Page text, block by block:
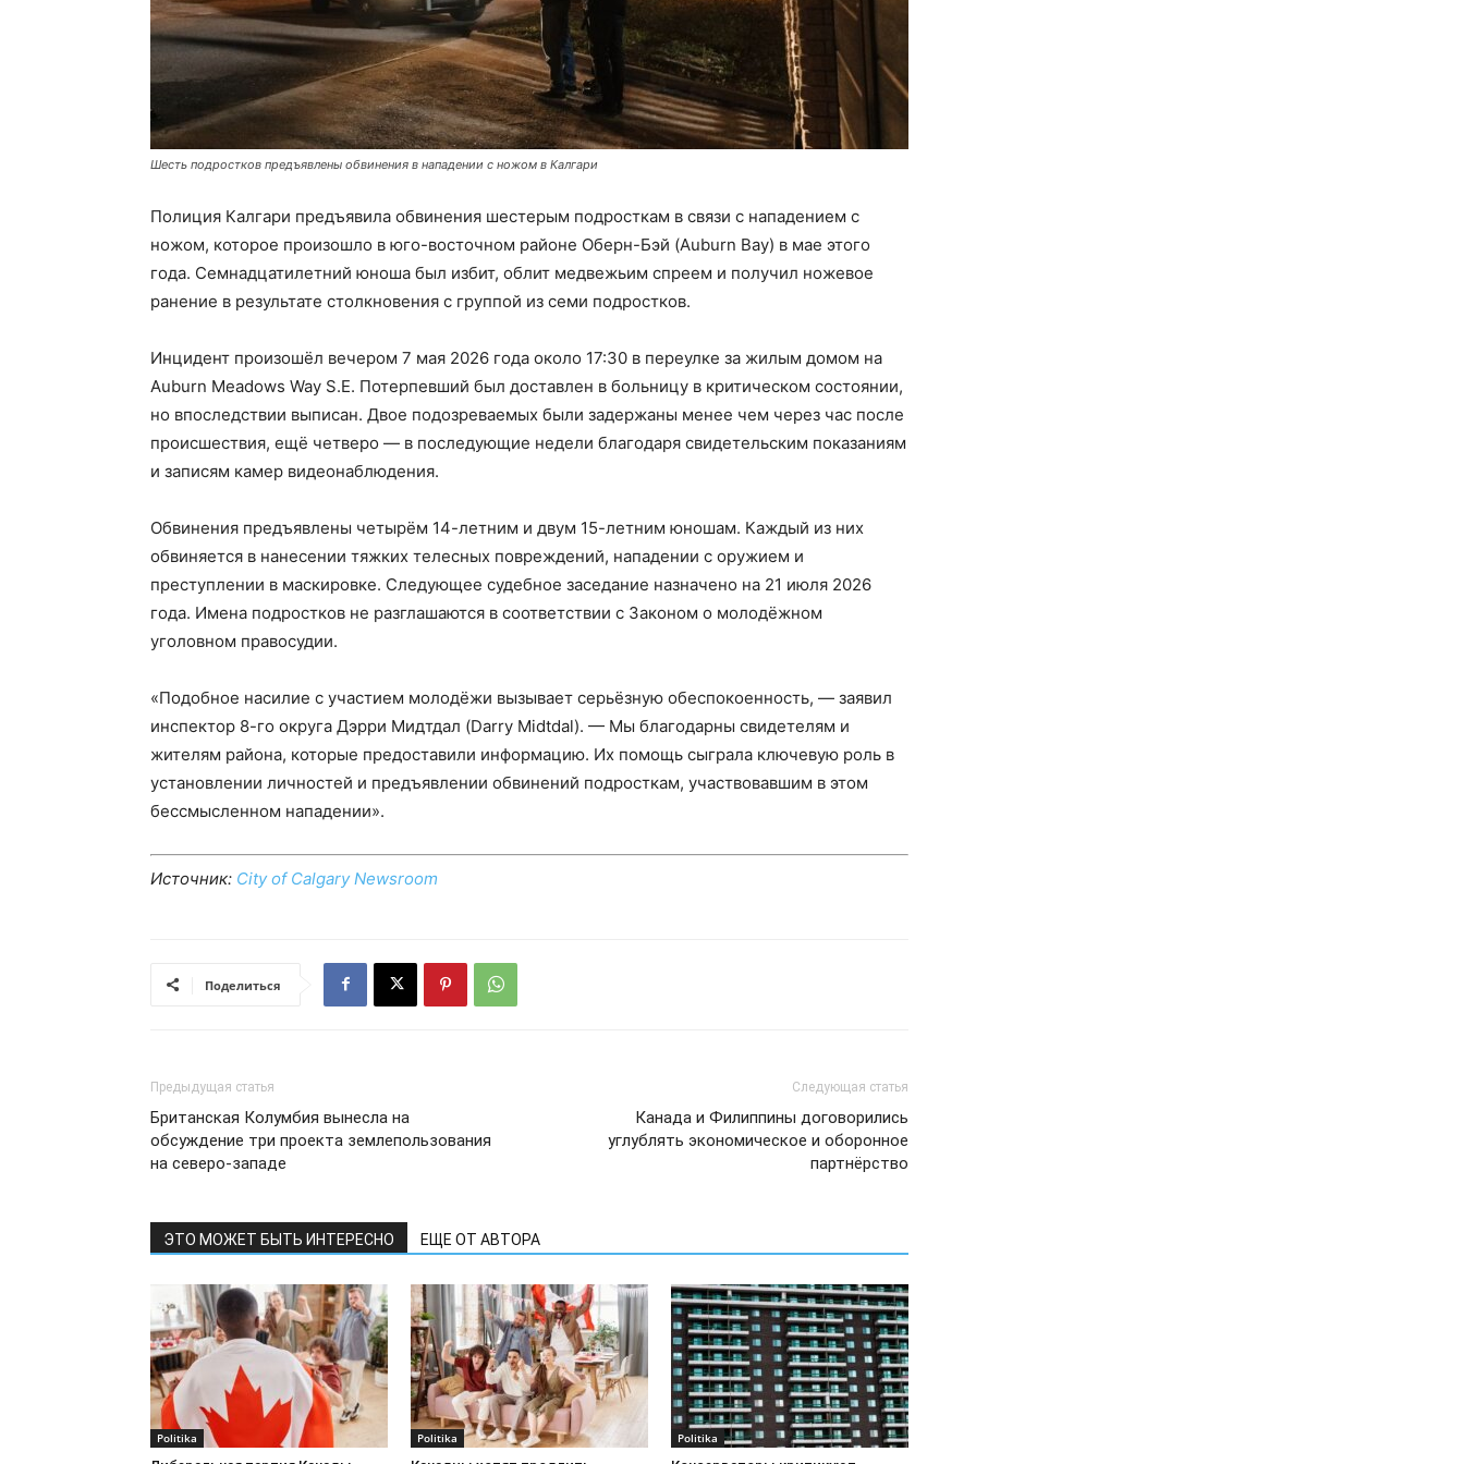
Шесть подростков предъявлены обвинения в нападении с ножом в Калгари
Полиция Калгари предъявила обвинения шестерым подросткам в связи с нападением с
ножом, которое произошло в юго-восточном районе Оберн-Бэй (Auburn Bay) в мае этого
года. Семнадцатилетний юноша был избит, облит медвежьим спреем и получил ножевое
ранение в результате столкновения с группой из семи подростков.
Инцидент произошёл вечером 7 мая 2026 года около 17:30 в переулке за жилым домом на
Auburn Meadows Way S.E. Потерпевший был доставлен в больницу в критическом состоянии,
но впоследствии выписан. Двое подозреваемых были задержаны менее чем через час после
происшествия, ещё четверо — в последующие недели благодаря свидетельским показаниям
и записям камер видеонаблюдения.
Обвинения предъявлены четырём 14-летним и двум 15-летним юношам. Каждый из них
обвиняется в нанесении тяжких телесных повреждений, нападении с оружием и
преступлении в маскировке. Следующее судебное заседание назначено на 21 июля 2026
года. Имена подростков не разглашаются в соответствии с Законом о молодёжном
уголовном правосудии.
«Подобное насилие с участием молодёжи вызывает серьёзную обеспокоенность, — заявил
инспектор 8-го округа Дэрри Мидтдал (Darry Midtdal). — Мы благодарны свидетелям и
жителям района, которые предоставили информацию. Их помощь сыграла ключевую роль в
установлении личностей и предъявлении обвинений подросткам, участвовавшим в этом
бессмысленном нападении».
Источник: City of Calgary Newsroom
Поделиться
Предыдущая статья
Британская Колумбия вынесла на
обсуждение три проекта землепользования
на северо-западе
Следующая статья
Канада и Филиппины договорились
углублять экономическое и оборонное
партнёрство
ЭТО МОЖЕТ БЫТЬ ИНТЕРЕСНО ЕЩЕ ОТ АВТОРА
Politika Politika Politika